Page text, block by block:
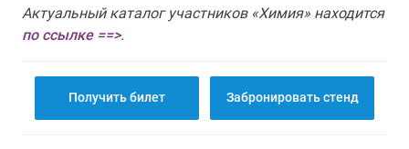
Актуальный каталог участников «Химия» находится
по ссылке ==>.
Получить билет Забронировать стенд